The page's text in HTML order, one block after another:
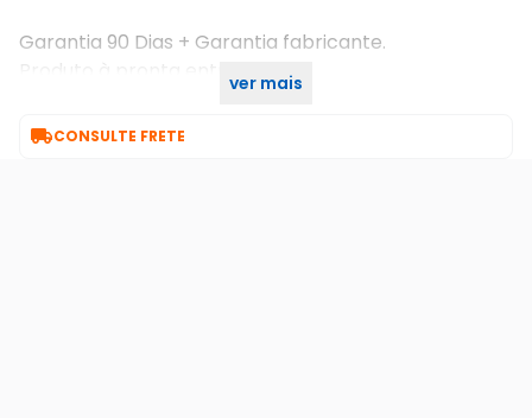
Garantia 90 Dias + Garantia fabricante.
Produto à pronta entrega.ver mais
CONSULTE FRETE